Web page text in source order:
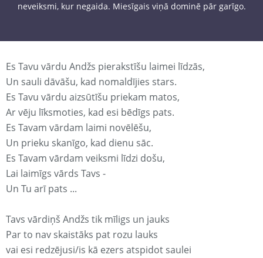
neveiksmi, kur negaida. Miesīgais viņā dominē pār garīgo.
Es Tavu vārdu Andžs pierakstīšu laimei līdzās,
Un sauli dāvāšu, kad nomaldījies stars.
Es Tavu vārdu aizsūtīšu priekam matos,
Ar vēju līksmoties, kad esi bēdīgs pats.
Es Tavam vārdam laimi novēlēšu,
Un prieku skanīgo, kad dienu sāc.
Es Tavam vārdam veiksmi līdzi došu,
Lai laimīgs vārds Tavs -
Un Tu arī pats ...
Tavs vārdiņš Andžs tik mīligs un jauks
Par to nav skaistāks pat rozu lauks
vai esi redzējusi/is kā ezers atspidot saulei